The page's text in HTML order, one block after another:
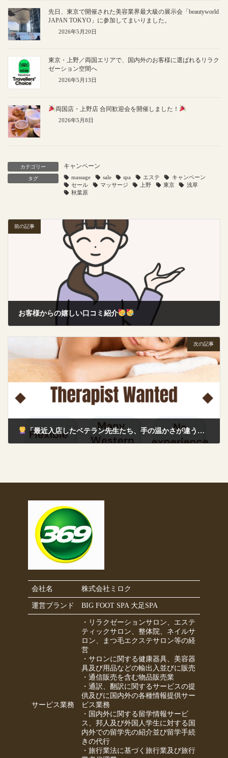
先日、東京で開催された美容業界最大級の展示会「beautyworld
JAPAN TOKYO」に参加してまいりました。
2026年5月20日
東京・上野／両国エリアで、国内外のお客様に選ばれるリラク
ゼーション空間へ
2026年5月13日
両国店・上野店 合同歓迎会を開催しました！
2026年5月8日
カテゴリー キャンペーン
タグ massage sale spa エステ
キャンペーン
セール
マッサージ 上野 東京
浅草
秋葉原
前の記事
お客様からの嬉しい口コミ紹介
次の記事
「最近入店したベテラン先生たち、手の温かさが違う…！」
会社名 株式会社ミロク
運営ブランド BIG FOOT SPA 大足SPA
サービス業務
・リラクゼーションサロン、エステ
ティックサロン、整体院、ネイルサ
ロン、まつ毛エクステサロン等の経
営
・サロンに関する健康器具、美容器
具及び用品などの輸出入並びに販売
・通信販売を含む物品販売業
・通訳、翻訳に関するサービスの提
供及びに国内外の各種情報提供サー
ビス業務
・国内外に関する留学情報サービ
ス、邦人及び外国人学生に対する国
内外での留学先の紹介並び留学手続
きの代行
・旅行業法に基づく旅行業及び旅行